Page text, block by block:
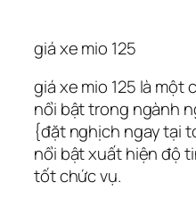
giá xe mio 125
giá xe mio 125 là
nổi bật trong ngành
{đặt nghịch ngay tại
nổi bật xuất hiện độ
tốt chức vụ.